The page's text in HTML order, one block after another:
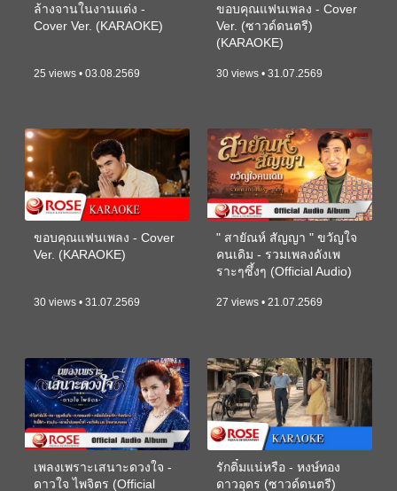
ล้างจานในงานแต่ง -
Cover Ver. (KARAOKE)
25 views • 03.08.2569
ขอบคุณแฟนเพลง - Cover
Ver. (ซาวด์ดนตรี)
(KARAOKE)
30 views • 31.07.2569
ขอบคุณแฟนเพลง - Cover
Ver. (KARAOKE)
30 views • 31.07.2569
" สายัณห์ สัญญา " ขวัญใจ
คนเดิม - รวมเพลงดังเพ
ราะๆซึ้งๆ (Official Audio)
27 views • 21.07.2569
เพลงเพราะเสนาะดวงใจ -
ดาวใจ ไพจิตร (Official
รักติ๋มแน่หรือ - หงษ์ทอง
ดาวอุดร (ซาวด์ดนตรี)